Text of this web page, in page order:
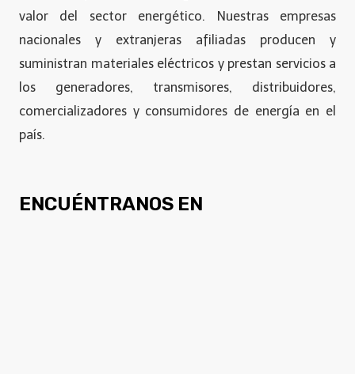
valor del sector energético. Nuestras empresas
nacionales y extranjeras afiliadas producen y
suministran materiales eléctricos y prestan servicios a
los generadores, transmisores, distribuidores,
comercializadores y consumidores de energía en el
país.
ENCUÉNTRANOS EN